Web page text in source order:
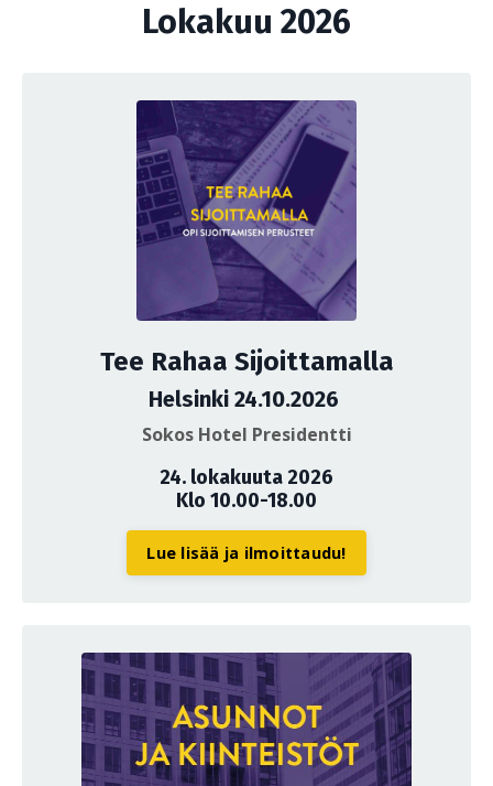
Lokakuu 2026
Tee Rahaa Sijoittamalla
Helsinki 24.10.2026
Sokos Hotel Presidentti
24. lokakuuta 2026
Klo 10.00-18.00
Lue lisää ja ilmoittaudu!